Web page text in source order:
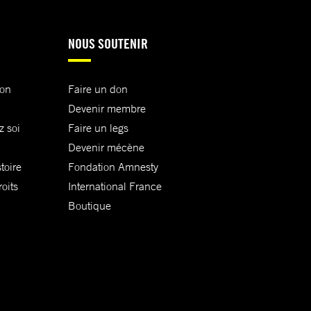
soi
NOUS SOUTENIR
Faire un don
Devenir membre
Faire un legs
Devenir mécène
Fondation Amnesty
International France
Boutique